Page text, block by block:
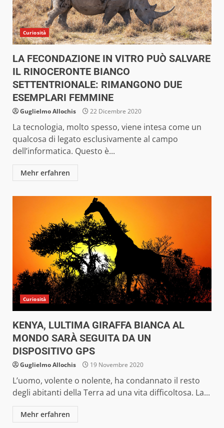
Curiosità
LA FECONDAZIONE IN VITRO PUÒ SALVARE
IL RINOCERONTE BIANCO
SETTENTRIONALE: RIMANGONO DUE
ESEMPLARI FEMMINE
Guglielmo Allochis 22 Dicembre 2020
La tecnologia, molto spesso, viene intesa come un
qualcosa di legato esclusivamente al campo
dell’informatica. Questo è...
Mehr erfahren
Curiosità
KENYA, LULTIMA GIRAFFA BIANCA AL
MONDO SARÀ SEGUITA DA UN
DISPOSITIVO GPS
Guglielmo Allochis 19 Novembre 2020
L’uomo, volente o nolente, ha condannato il resto
degli abitanti della Terra ad una vita difficoltosa. La...
Mehr erfahren